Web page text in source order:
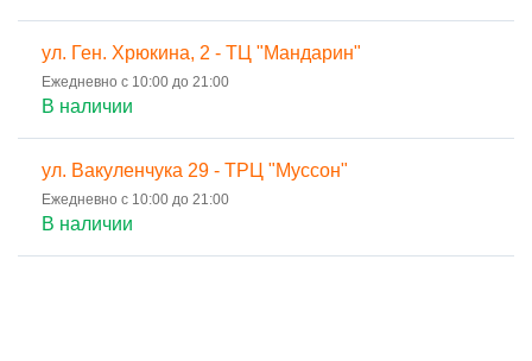
ул. Ген. Хрюкина, 2 - ТЦ "Мандарин"
Ежедневно с 10:00 до 21:00
В наличии
ул. Вакуленчука 29 - ТРЦ "Муссон"
Ежедневно с 10:00 до 21:00
В наличии